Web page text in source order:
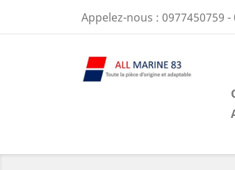
Appelez-nous : 0977450759 -